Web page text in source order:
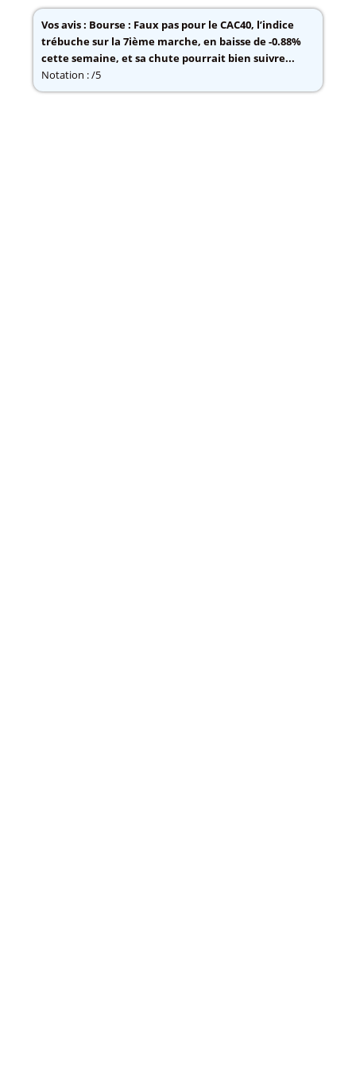
Vos avis : Bourse : Faux pas pour le CAC40, l’indice
trébuche sur la 7ième marche, en baisse de -0.88%
cette semaine, et sa chute pourrait bien suivre...
Notation : /5